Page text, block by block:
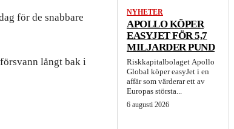
för de snabbare
långt bak i
NYHETER
APOLLO KÖPER
EASYJET FÖR 5,7
MILJARDER PUND
Riskkapitalbolaget Apollo
Global köper easyJet i en
affär som värderar ett av
Europas största...
6 augusti 2026